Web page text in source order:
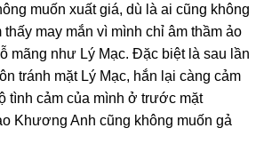
muốn xuất giá, dù là ai cũng không
may mắn vì mình chỉ âm thầm ảo
mãng như Lý Mạc. Đặc biệt là sau lần
tránh mặt Lý Mạc, hắn lại càng cảm
tình cảm của mình ở trước mặt
Khương Anh cũng không muốn gả